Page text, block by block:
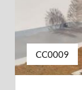
CC0009